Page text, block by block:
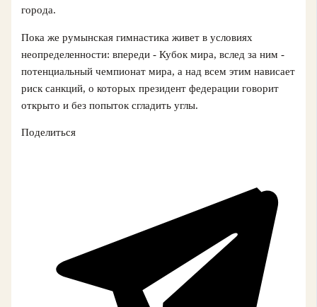
города.
Пока же румынская гимнастика живет в условиях
неопределенности: впереди - Кубок мира, вслед за ним -
потенциальный чемпионат мира, а над всем этим нависает
риск санкций, о которых президент федерации говорит
открыто и без попыток сгладить углы.
Поделиться